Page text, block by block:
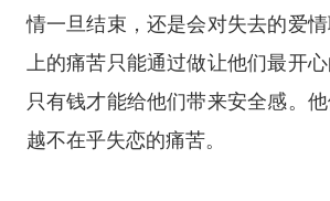
情一旦结束，还是会对失去的爱
上的痛苦只能通过做让他们最开心
只有钱才能给他们带来安全感。
越不在乎失恋的痛苦。